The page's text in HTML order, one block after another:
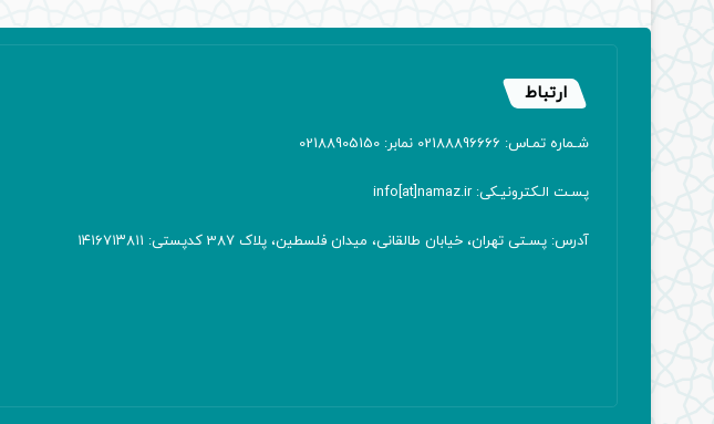
ارتباط
شـماره تمـاس: 02188896666 نمابر: 02188905150
پسـت الـکترونیـکی: info[at]namaz.ir
آدرس: پسـتی تهران، خیابان طالقانی، میدان فلسطین، پلاک 387 کدپستی: ۱۴۱۶۷۱۳۸۱۱